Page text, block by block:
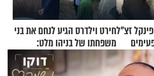
זצ"לחירט וילדרס הגיע לנחם את בני
משפחתו של בניהו מלט:
"מיליונים באירופה תומכים
בכם"